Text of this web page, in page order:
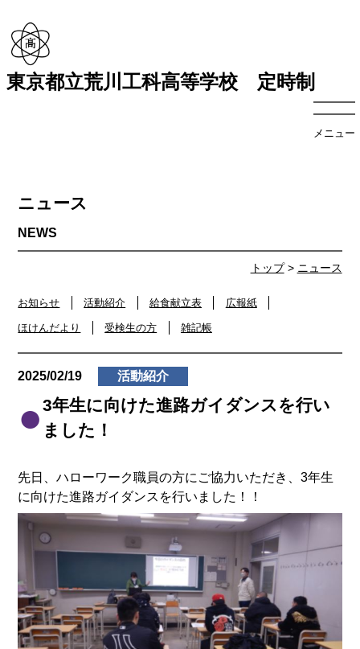
東京都立荒川工科高等学校 定時制
メニュー
トップ> ニュース
ニュース
お知らせ 活動紹介 給食献立表 広報紙
ほけんだより 受検生の方 雑記帳
2025/02/19 活動紹介
3年生に向けた進路ガイダンスを行い
ました！
先日、ハローワーク職員の方にご協力いただき、3年生
に向けた進路ガイダンスを行いました！！